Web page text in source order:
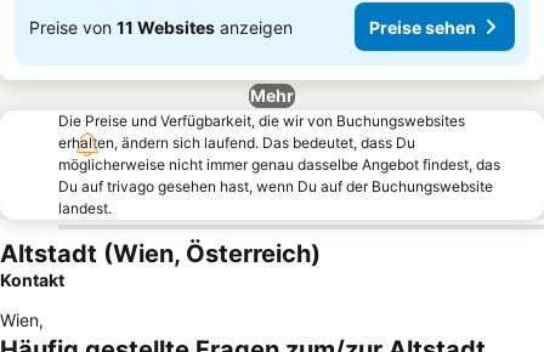
Preise von 11 Websites anzeigen Preise sehen
Mehr
Die Preise und Verfügbarkeit, die wir von Buchungswebsites
erhalten, ändern sich laufend. Das bedeutet, dass Du
möglicherweise nicht immer genau dasselbe Angebot findest, das
Du auf trivago gesehen hast, wenn Du auf der Buchungswebsite
landest.
Altstadt (Wien, Österreich)
Kontakt
Wien,